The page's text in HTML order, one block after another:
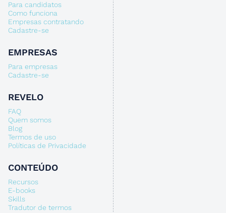
Para candidatos
Como funciona
Empresas contratando
Cadastre-se
EMPRESAS
Para empresas
Cadastre-se
REVELO
FAQ
Quem somos
Blog
Termos de uso
Políticas de Privacidade
CONTEÚDO
Recursos
E-books
Skills
Tradutor de termos